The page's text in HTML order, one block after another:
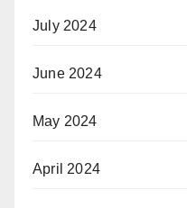
July 2024
June 2024
May 2024
April 2024